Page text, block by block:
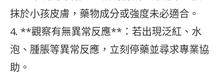
抹於小孩皮膚，藥物成分或強度未必適合。
4. **觀察有無異常反應**：若出現泛紅、水
泡、腫脹等異常反應，立刻停藥並尋求專業協
助。